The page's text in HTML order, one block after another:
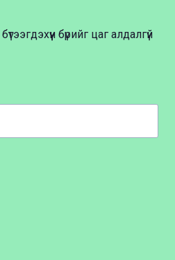
бүрийг цаг алдалгүй